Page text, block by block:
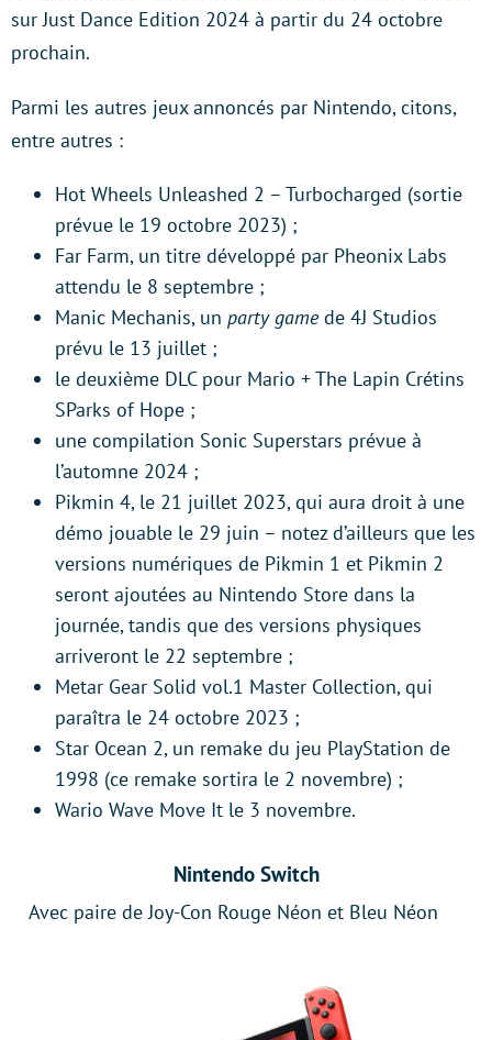
sur Just Dance Edition 2024 à partir du 24 octobre
prochain.
Parmi les autres jeux annoncés par Nintendo, citons,
entre autres :
Hot Wheels Unleashed 2 – Turbocharged (sortie
prévue le 19 octobre 2023) ;
Far Farm, un titre développé par Pheonix Labs
attendu le 8 septembre ;
Manic Mechanis, un party gamede 4J Studios
prévu le 13 juillet ;
le deuxième DLC pour Mario + The Lapin Crétins
SParks of Hope ;
une compilation Sonic Superstars prévue à
l’automne 2024 ;
Pikmin 4, le 21 juillet 2023, qui aura droit à une
démo jouable le 29 juin – notez d’ailleurs que les
versions numériques de Pikmin 1 et Pikmin 2
seront ajoutées au Nintendo Store dans la
journée, tandis que des versions physiques
arriveront le 22 septembre ;
Metar Gear Solid vol.1 Master Collection, qui
paraîtra le 24 octobre 2023 ;
Star Ocean 2, un remake du jeu PlayStation de
1998 (ce remake sortira le 2 novembre) ;
Wario Wave Move It le 3 novembre.
Nintendo Switch
Avec paire de Joy-Con Rouge Néon et Bleu Néon